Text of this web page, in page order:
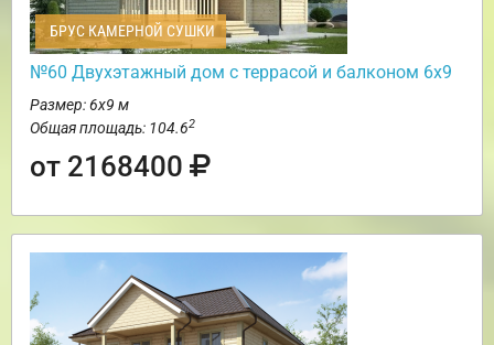
БРУС КАМЕРНОЙ СУШКИ
№60 Двухэтажный дом с террасой и балконом 6х9
Размер: 6х9 м
Общая площадь: 104.62
от 2168400